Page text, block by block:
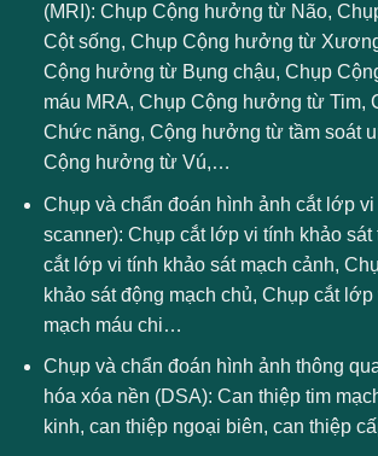
(MRI): Chụp Cộng hưởng từ Não,
Cột sống, Chụp Cộng hưởng từ
Cộng hưởng từ Bụng chậu, Chụp
máu MRA, Chụp Cộng hưởng từ Tim,
Chức năng, Cộng hưởng từ tầm soát
Cộng hưởng từ Vú,…
Chụp và chẩn đoán hình ảnh cắt lớp
scanner): Chụp cắt lớp vi tính khảo sát
cắt lớp vi tính khảo sát mạch cảnh,
khảo sát động mạch chủ, Chụp cắt
mạch máu chi…
Chụp và chẩn đoán hình ảnh thông
hóa xóa nền (DSA): Can thiệp tim
kinh, can thiệp ngoại biên, can thiệp